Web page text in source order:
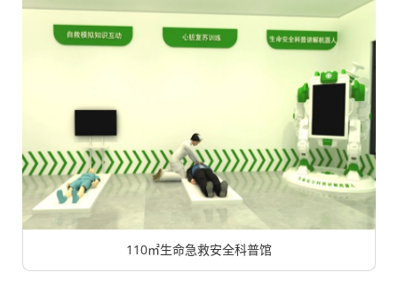
科普教育馆建设方案 心理健康馆建设方案
110㎡生命急救安全科普馆